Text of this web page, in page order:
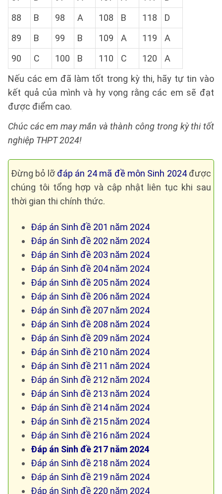
88
B 98 A 108 B 118
D
89
B 99 B 109 A 119
A
90
C 100 B 110 C 120
A
Nếu các em đã làm tốt trong kỳ thi, hãy tự tin vào
kết quả của mình và hy vọng rằng các em sẽ đạt
được điểm cao.
Chúc các em may mắn và thành công trong kỳ thi tốt
nghiệp THPT 2024!
Đừng bỏ lỡ đáp án 24 mã đề môn Sinh 2024được
chúng tôi tổng hợp và cập nhật liên tục khi sau
thời gian thi chính thức.
Đáp án Sinh đề 201 năm 2024
Đáp án Sinh đề 202 năm 2024
Đáp án Sinh đề 203 năm 2024
Đáp án Sinh đề 204 năm 2024
Đáp án Sinh đề 205 năm 2024
Đáp án Sinh đề 206 năm 2024
Đáp án Sinh đề 207 năm 2024
Đáp án Sinh đề 208 năm 2024
Đáp án Sinh đề 209 năm 2024
Đáp án Sinh đề 210 năm 2024
Đáp án Sinh đề 211 năm 2024
Đáp án Sinh đề 212 năm 2024
Đáp án Sinh đề 213 năm 2024
Đáp án Sinh đề 214 năm 2024
Đáp án Sinh đề 215 năm 2024
Đáp án Sinh đề 216 năm 2024
Đáp án Sinh đề 217 năm 2024
Đáp án Sinh đề 218 năm 2024
Đáp án Sinh đề 219 năm 2024
Đáp án Sinh đề 220 năm 2024